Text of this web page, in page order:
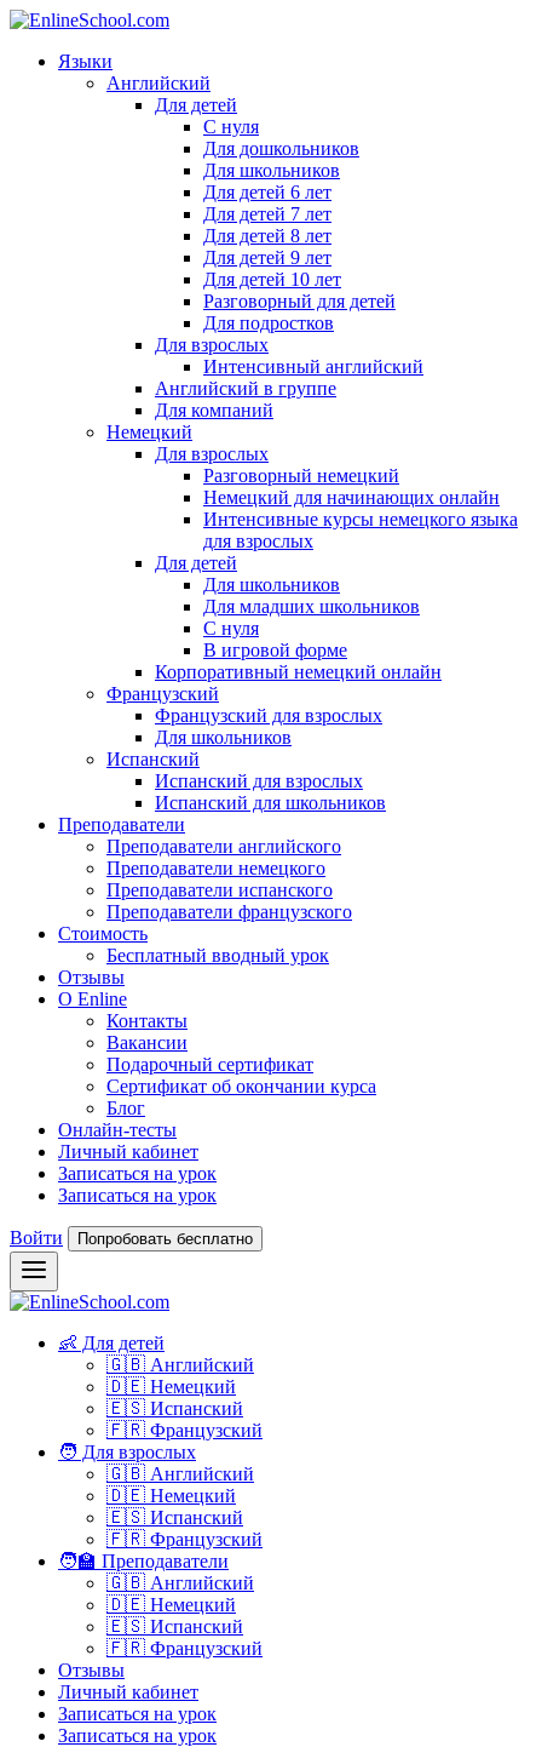
Языки
Английский
Для детей
С нуля
Для дошкольников
Для школьников
Для детей 6 лет
Для детей 7 лет
Для детей 8 лет
Для детей 9 лет
Для детей 10 лет
Разговорный для детей
Для подростков
Для взрослых
Интенсивный английский
Английский в группе
Для компаний
Немецкий
Для взрослых
Разговорный немецкий
Немецкий для начинающих онлайн
Интенсивные курсы немецкого языка
для взрослых
Для детей
Для школьников
Для младших школьников
С нуля
В игровой форме
Корпоративный немецкий онлайн
Французский
Французский для взрослых
Для школьников
Испанский
Испанский для взрослых
Испанский для школьников
Преподаватели
Преподаватели английского
Преподаватели немецкого
Преподаватели испанского
Преподаватели французского
Стоимость
Бесплатный вводный урок
Отзывы
О Enline
Контакты
Вакансии
Подарочный сертификат
Сертификат об окончании курса
Блог
Онлайн-тесты
Личный кабинет
Записаться на урок
Записаться на урок
Войти Попробовать бесплатно
👶 Для детей
🇬🇧 Английский
🇩🇪 Немецкий
🇪🇸 Испанский
🇫🇷 Французский
🧑 Для взрослых
🇬🇧 Английский
🇩🇪 Немецкий
🇪🇸 Испанский
🇫🇷 Французский
🧑‍🏫 Преподаватели
🇬🇧 Английский
🇩🇪 Немецкий
🇪🇸 Испанский
🇫🇷 Французский
Отзывы
Личный кабинет
Записаться на урок
Записаться на урок